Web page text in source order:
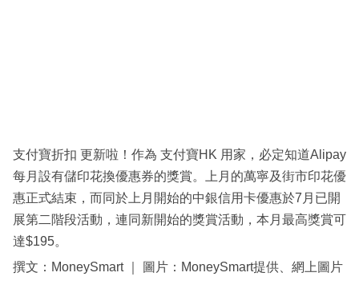
區
支付寶折扣 更新啦！作為 支付寶HK 用家，必定知道Alipay
每月設有儲印花換優惠券的獎賞。上月的萬寧及街市印花優
惠正式結束，而同於上月開始的中銀信用卡優惠於7月已開
展第二階段活動，連同新開始的獎賞活動，本月最高獎賞可
達$195。
撰文：MoneySmart ｜ 圖片：MoneySmart提供、網上圖片